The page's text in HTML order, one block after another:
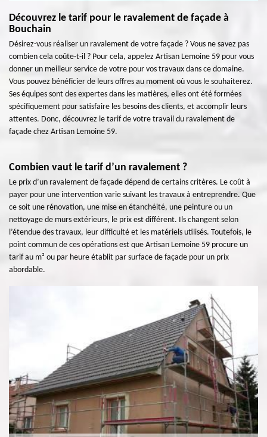
Découvrez le tarif pour le ravalement de façade à
Bouchain
Désirez-vous réaliser un ravalement de votre façade ? Vous ne savez pas
combien cela coûte-t-il ? Pour cela, appelez Artisan Lemoine 59 pour vous
donner un meilleur service de votre pour vos travaux dans ce domaine.
Vous pouvez bénéficier de leurs offres au moment où vous le souhaiterez.
Ses équipes sont des expertes dans les matières, elles ont été formées
spécifiquement pour satisfaire les besoins des clients, et accomplir leurs
attentes. Donc, découvrez le tarif de votre travail du ravalement de
façade chez Artisan Lemoine 59.
Combien vaut le tarif d’un ravalement ?
Le prix d’un ravalement de façade dépend de certains critères. Le coût à
payer pour une intervention varie suivant les travaux à entreprendre. Que
ce soit une rénovation, une mise en étanchéité, une peinture ou un
nettoyage de murs extérieurs, le prix est différent. Ils changent selon
l’étendue des travaux, leur difficulté et les matériels utilisés. Toutefois, le
point commun de ces opérations est que Artisan Lemoine 59 procure un
tarif au m² ou par heure établit par surface de façade pour un prix
abordable.